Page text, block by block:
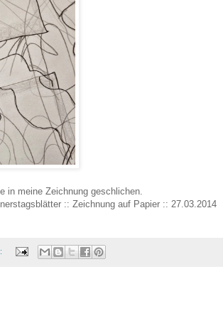
in meine Zeichnung geschlichen.
:: Zeichnung auf Papier :: 27.03.2014